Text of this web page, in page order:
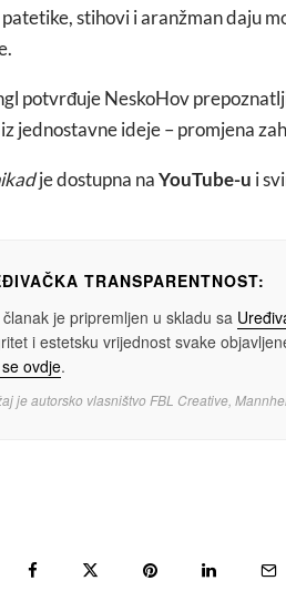
stihovi i aranžman daju
potvrđuje NeskoHov
jednostavne ideje – promjena
je dostupna naYouTube-u i
TRANSPARENTNOST:
je pripremljen u skladu sa
i estetsku vrijednost svake
ovdje.
je autorsko vlasništvo FBL Creative,